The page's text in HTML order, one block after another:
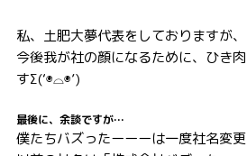
私、土肥大夢代表をしておりますが
今後我が社の顔になるために、ひき
すΣ(‘◉⌓◉’)
最後に、余談ですが…
僕たちバズったーーーは一度社名変更